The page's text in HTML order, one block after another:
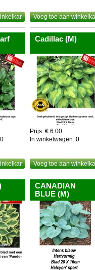
Voeg toe aan
0
Cadillac (M)
Prijs: € 6.00
In winkelwagen: 0
Voeg toe aan
CANADIAN
BLUE (M)